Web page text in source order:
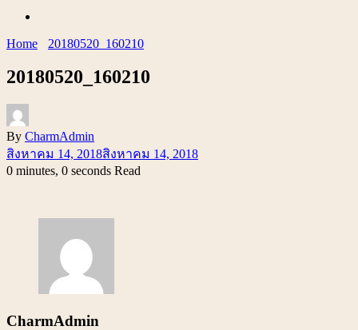
Home 20180520_160210
20180520_160210
By CharmAdmin
สิงหาคม 14, 2018สิงหาคม 14, 2018
0 minutes, 0 seconds Read
CharmAdmin